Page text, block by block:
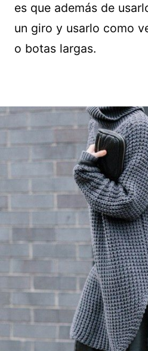
es que además de
un giro y usarlo como
o botas largas.